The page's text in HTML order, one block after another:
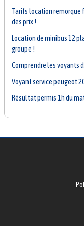
Tarifs location remorque
des prix !
Location de minibus 12
groupe !
Comprendre les voyants
Voyant service peugeot
Résultat permis 1h du